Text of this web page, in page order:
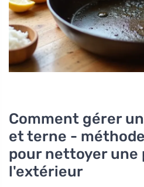
Comment gérer
et terne -
pour nettoyer une
l'extérieur